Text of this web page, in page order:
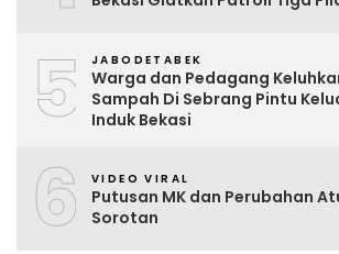
5 JABODETABEK
Warga dan Pedagang
Sampah Di Sebrang Pintu
Induk Bekasi
6 VIDEO VIRAL
Putusan MK dan Perubahan
Sorotan